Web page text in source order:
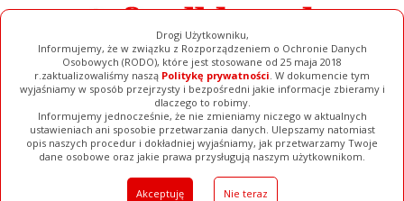
Drogi Użytkowniku,
Informujemy, że w związku z Rozporządzeniem o Ochronie Danych
Osobowych (RODO), które jest stosowane od 25 maja 2018
r.zaktualizowaliśmy naszą Politykę prywatności. W dokumencie tym
wyjaśniamy w sposób przejrzysty i bezpośredni jakie informacje zbieramy i
dlaczego to robimy.
Informujemy jednocześnie, że nie zmieniamy niczego w aktualnych
ustawieniach ani sposobie przetwarzania danych. Ulepszamy natomiast
opis naszych procedur i dokładniej wyjaśniamy, jak przetwarzamy Twoje
dane osobowe oraz jakie prawa przysługują naszym użytkownikom.
Akceptuję Nie teraz
Ogłoszenia Filmy Galerie Baza Firm Pełna Wersja